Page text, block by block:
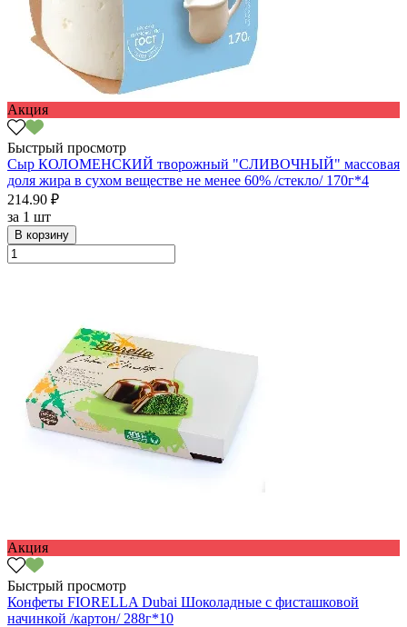
Акция
Быстрый просмотр
Сыр КОЛОМЕНСКИЙ творожный "СЛИВОЧНЫЙ" массовая
доля жира в сухом веществе не менее 60% /стекло/ 170г*4
214.90 ₽
за 1 шт
В корзину
Акция
Быстрый просмотр
Конфеты FIORELLA Dubai Шоколадные с фисташковой
начинкой /картон/ 288г*10